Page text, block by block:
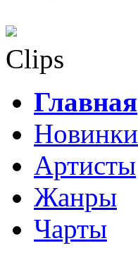
Clips
Главная
Новинки
Артисты
Жанры
Чарты